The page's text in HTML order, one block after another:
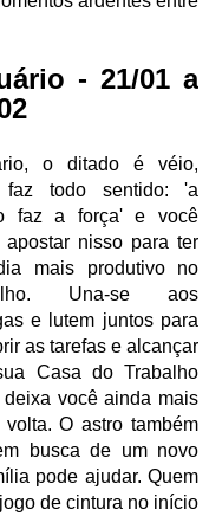
- 21/01 a
o ditado é véio,
faz todo sentido: 'a
faz a força' e você
apostar nisso para ter
mais produtivo no
Una-se aos
e lutem juntos para
as tarefas e alcançar
Casa do Trabalho
você ainda mais
O astro também
busca de um novo
pode ajudar. Quem
de cintura no início